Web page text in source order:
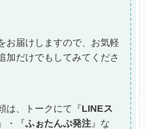
お届けしますので、お気軽
加だけでもしてみてくださ
は、トークにて『LINEス
』・『ふぉたんぷ発注 』な